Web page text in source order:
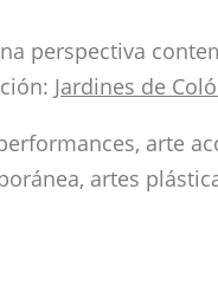
perspectiva
Jardines de
arte
artes